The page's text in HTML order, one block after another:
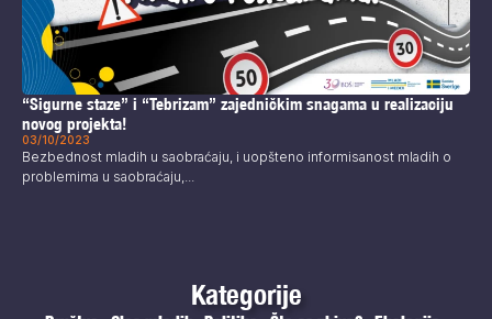
“Sigurne staze” i “Tebrizam” zajedničkim snagama u realizaciju
novog projekta!
03/10/2023
Bezbednost mladih u saobraćaju, i uopšteno informisanost mladih o
problemima u saobraćaju,...
Kategorije